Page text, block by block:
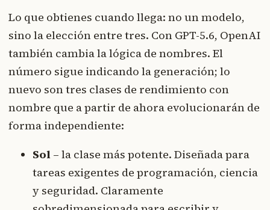
Lo que obtienes cuando llega: no un modelo,
sino la elección entre tres. Con GPT-5.6, OpenAI
también cambia la lógica de nombres. El
número sigue indicando la generación; lo
nuevo son tres clases de rendimiento con
nombre que a partir de ahora evolucionarán de
forma independiente:
Sol – la clase más potente. Diseñada para
tareas exigentes de programación, ciencia
y seguridad. Claramente